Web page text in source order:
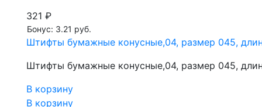
321 ₽
Бонус: 3.21 руб.
Штифты бумажные конусные,04, размер 045,
Штифты бумажные конусные,04, размер 045,
В корзину
В корзину